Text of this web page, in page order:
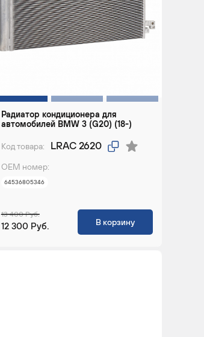
Радиатор кондиционера для
автомобилей BMW 3 (G20) (18-)
Код товара: LRAC 2620
ОЕМ номер:
64536805346
13 400 Руб.
12 300 Руб. В корзину